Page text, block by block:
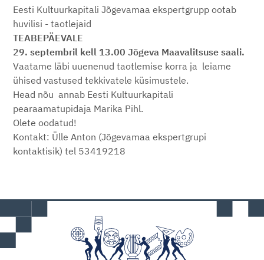
Eesti Kultuurkapitali Jõgevamaa ekspertgrupp ootab
huvilisi - taotlejaid
TEABEPÄEVALE
29. septembril kell 13.00 Jõgeva Maavalitsuse saali.
Vaatame läbi uuenenud taotlemise korra ja leiame
ühised vastused tekkivatele küsimustele.
Head nõu annab Eesti Kultuurkapitali
pearaamatupidaja Marika Pihl.
Olete oodatud!
Kontakt: Ülle Anton (Jõgevamaa ekspertgrupi
kontaktisik) tel 53419218